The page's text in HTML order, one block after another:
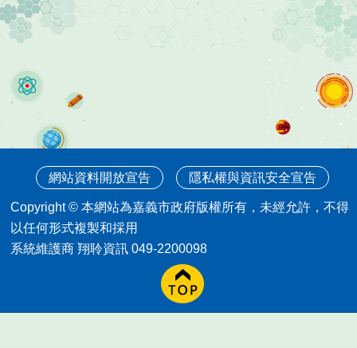
網站資料開放宣告 隱私權與資訊安全宣告
Copyright © 本網站為嘉義市政府版權所有，未經允許，不得
以任何形式複製和採用
系統維護商 翔聆資訊 049-2200098